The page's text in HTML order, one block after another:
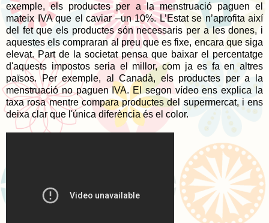
exemple, els productes per a la menstruació paguen el
mateix IVA que el caviar –un 10%. L’Estat se n’aprofita així
del fet que els productes són necessaris per a les dones, i
aquestes els compraran al preu que es fixe, encara que siga
elevat. Part de la societat pensa que baixar el percentatge
d'aquests impostos seria el millor, com ja es fa en altres
països. Per exemple, al Canadà, els productes per a la
menstruació no paguen IVA. El segon vídeo ens explica la
taxa rosa mentre compara productes del supermercat, i ens
deixa clar que l'única diferència és el color.